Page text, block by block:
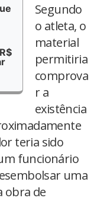
Segundo
o atleta, o
material
permitiria
comprova
r a
existência
teria sido
funcionário
uma
obra de